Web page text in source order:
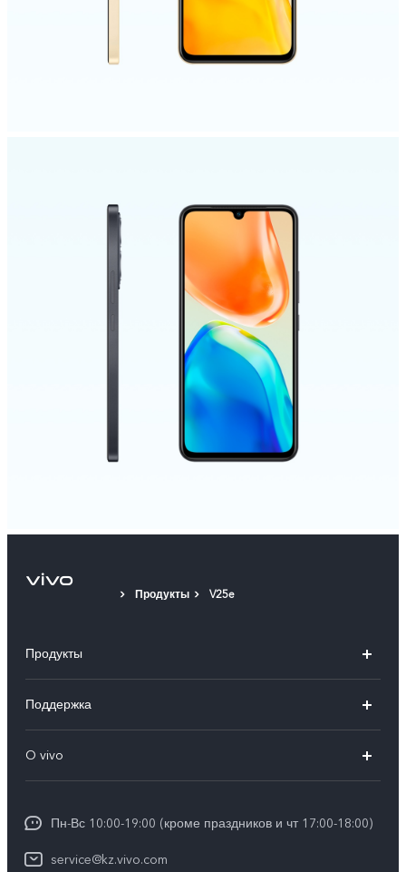
Продукты V25e
Продукты
V40
V30 5G
Поддержка
Сервисные центры
Funtouch OS
IMEI аутентификация
O vivo
Пресс-центр
Карьера в vivo
Пн-Вс 10:00-19:00 (кроме праздников и чт 17:00-18:00)
service@kz.vivo.com